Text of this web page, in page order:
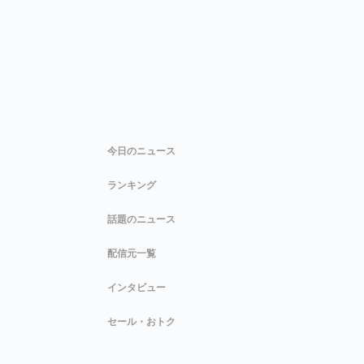
今日のニュース
ランキング
話題のニュース
配信元一覧
インタビュー
セール・おトク